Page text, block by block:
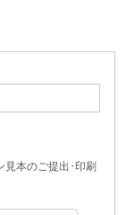
本のご提出･印刷